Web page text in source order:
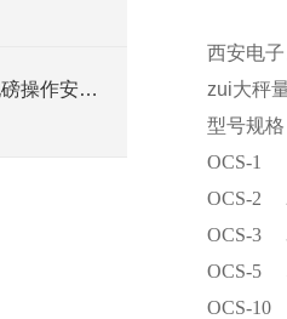
电子地磅厂家：电子地磅操作安全性
西安电
zui大秤
型号规格
OCS-1
OCS-2
OCS-3
OCS-5
OCS-10